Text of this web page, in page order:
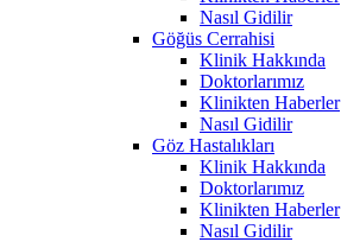
Nasıl Gidilir
Göğüs Cerrahisi
Klinik Hakkında
Doktorlarımız
Klinikten Haberler
Nasıl Gidilir
Göz Hastalıkları
Klinik Hakkında
Doktorlarımız
Klinikten Haberler
Nasıl Gidilir